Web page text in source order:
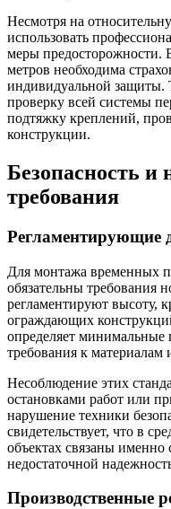
Несмотря на
использовать
меры предосторожности.
метров необходима
индивидуальной защиты.
проверку всей системы
подтяжку креплений,
конструкции.
Безопасность и
требования
Регламентирующие
Для монтажа временных
обязательны требования
регламентируют высоту,
ограждающих
определяет минимальные
требования к материалам
Несоблюдение этих
остановками работ или
нарушение техники
свидетельствует, что в
объектах связаны
недостаточной
Производственные